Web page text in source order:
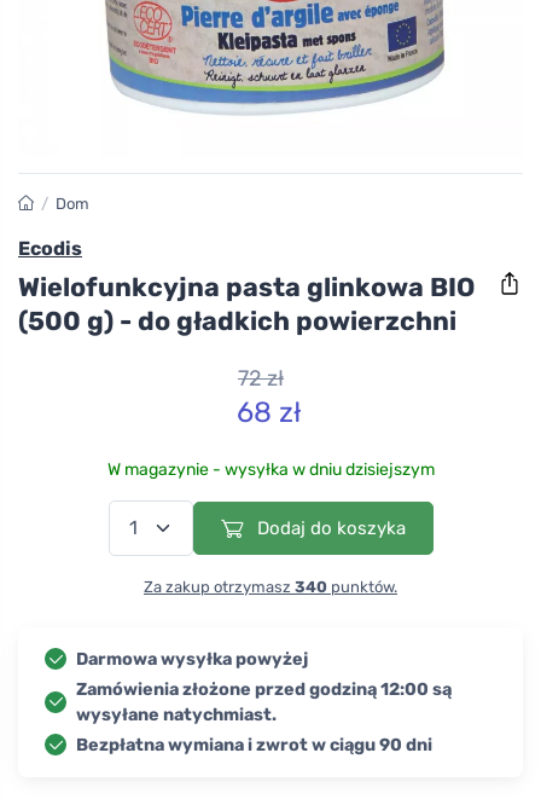
/ Dom
Ecodis
Wielofunkcyjna pasta glinkowa BIO
(500 g) - do gładkich powierzchni
72 zł
68 zł
W magazynie - wysyłka w dniu dzisiejszym
Dodaj do koszyka
Za zakup otrzymasz 340 punktów.
Darmowa wysyłka powyżej
Zamówienia złożone przed godziną 12:00 są
wysyłane natychmiast.
Bezpłatna wymiana i zwrot w ciągu 90 dni